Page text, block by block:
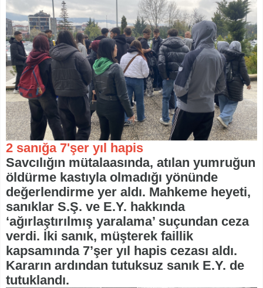
2 sanığa 7'şer yıl hapis
Savcılığın mütalaasında, atılan yumruğun
öldürme kastıyla olmadığı yönünde
değerlendirme yer aldı. Mahkeme heyeti,
sanıklar S.Ş. ve E.Y. hakkında
‘ağırlaştırılmış yaralama’ suçundan ceza
verdi. İki sanık, müşterek faillik
kapsamında 7’şer yıl hapis cezası aldı.
Kararın ardından tutuksuz sanık E.Y. de
tutuklandı.